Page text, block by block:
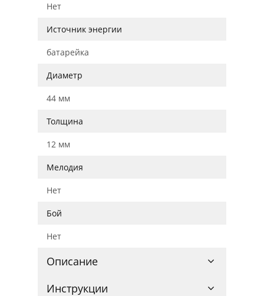
Нет
Источник энергии
батарейка
Диаметр
44 мм
Толщина
12 мм
Мелодия
Нет
Бой
Нет
Описание
Инструкции